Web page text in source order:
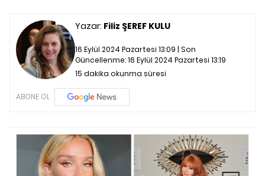
Yazar: Filiz ŞEREF KULU
16 Eylül 2024 Pazartesi 13:09 | Son
Güncellenme:16 Eylül 2024 Pazartesi 13:19
15 dakika okunma süresi
ABONE OL